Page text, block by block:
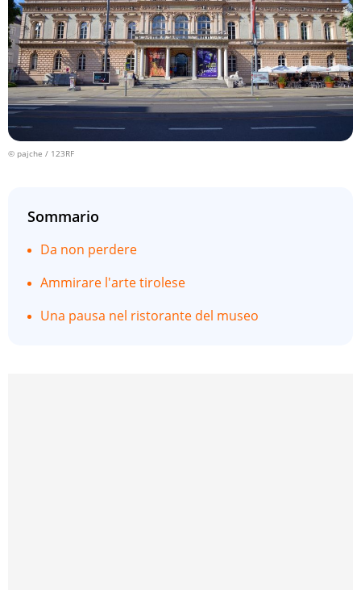
© pajche / 123RF
Sommario
Da non perdere
Ammirare l'arte tirolese
Una pausa nel ristorante del museo